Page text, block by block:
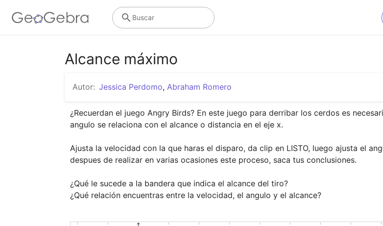
Buscar
Alcance máximo
Autor: Jessica Perdomo, Abraham Romero
¿Recuerdan el juego Angry Birds? En este juego para derribar los cerdos es
angulo se relaciona con el alcance o distancia en el eje x.
Ajusta la velocidad con la que haras el disparo, da clip en LISTO, luego ajusta el
despues de realizar en varias ocasiones este proceso, saca tus conclusiones.
¿Qué le sucede a la bandera que indica el alcance del tiro?